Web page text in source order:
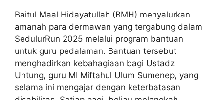
Baitul Maal Hidayatullah (BMH) menyalurkan
amanah para dermawan yang tergabung dalam
SedulurRun 2025 melalui program bantuan
untuk guru pedalaman. Bantuan tersebut
menghadirkan kebahagiaan bagi Ustadz
Untung, guru MI Miftahul Ulum Sumenep, yang
selama ini mengajar dengan keterbatasan